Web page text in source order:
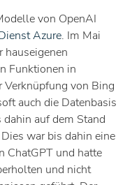
von OpenAI
Azure. Im Mai
hauseigenen
Funktionen in
Verknüpfung von Bing
auch die Datenbasis
dahin auf dem Stand
war bis dahin eine
ChatGPT und hatte
und nicht